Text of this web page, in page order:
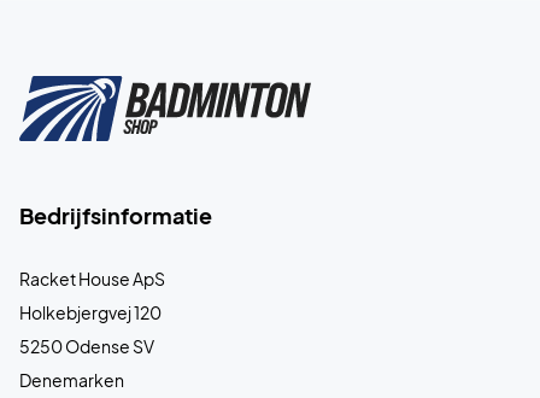
Bedrijfsinformatie
Racket House ApS
Holkebjergvej 120
5250 Odense SV
Denemarken